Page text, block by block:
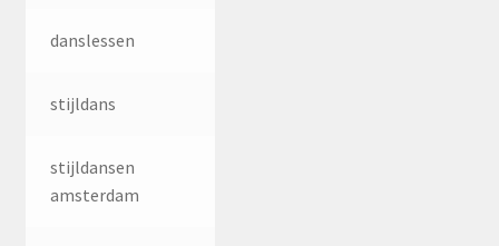
danslessen
stijldans
stijldansen
amsterdam